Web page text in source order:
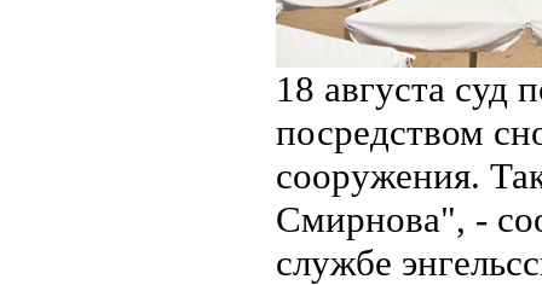
18 августа суд
посредством
сооружения.
Смирнова", -
службе